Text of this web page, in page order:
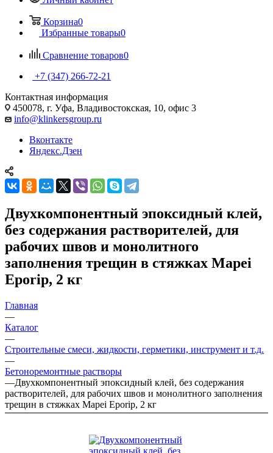
Корзина0
Избранные товары0
Сравнение товаров0
+7 (347) 266-72-21
Контактная информация
450078, г. Уфа, Владивостокская, 10, офис 3
info@klinkersgroup.ru
Вконтакте
Яндекс.Дзен
Двухкомпонентный эпоксидный клей,
без содержания растворителей, для
рабочих швов и монолитного
заполнения трещин в стяжках Mapei
Eporip, 2 кг
Главная
—
Каталог
—
Строительные смеси, жидкости, герметики, инструмент и т.д.
—
Бетоноремонтные растворы
—Двухкомпонентный эпоксидный клей, без содержания
растворителей, для рабочих швов и монолитного заполнения
трещин в стяжках Mapei Eporip, 2 кг